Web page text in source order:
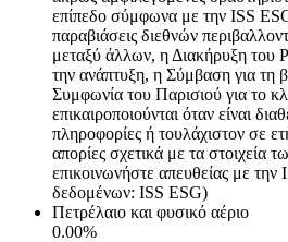
επίπεδο σύμφωνα με την ISS
παραβιάσεις διεθνών
μεταξύ άλλων, η Διακήρυξη του
την ανάπτυξη, η Σύμβαση για τη
Συμφωνία του Παρισιού για το
επικαιροποιούνται όταν είναι
πληροφορίες ή τουλάχιστον σε
απορίες σχετικά με τα στοιχεία
επικοινωνήστε απευθείας με
δεδομένων: ISS ESG)
Πετρέλαιο και φυσικό αέριο
0.00%